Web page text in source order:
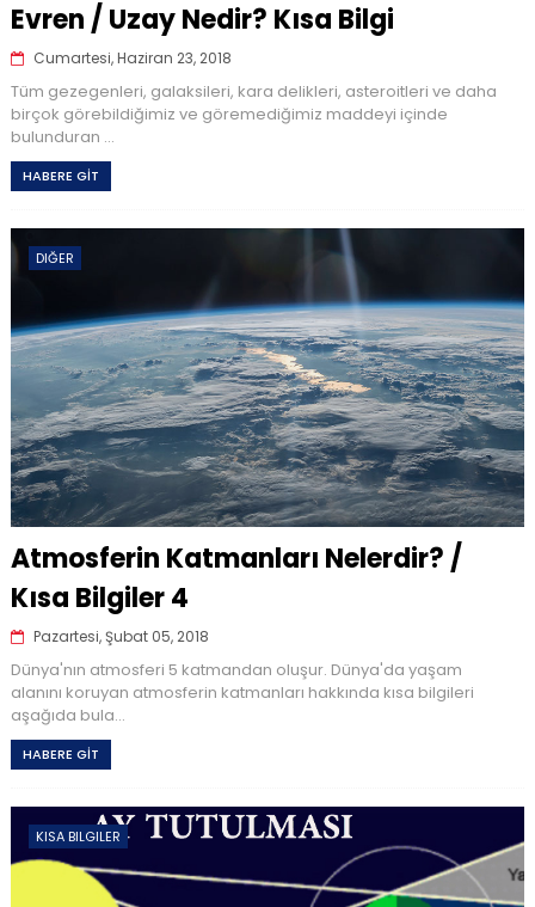
Evren / Uzay Nedir? Kısa Bilgi
Cumartesi, Haziran 23, 2018
Tüm gezegenleri, galaksileri, kara delikleri, asteroitleri ve daha
birçok görebildiğimiz ve göremediğimiz maddeyi içinde
bulunduran ...
HABERE GİT
DIĞER
Atmosferin Katmanları Nelerdir? /
Kısa Bilgiler 4
Pazartesi, Şubat 05, 2018
Dünya'nın atmosferi 5 katmandan oluşur. Dünya'da yaşam
alanını koruyan atmosferin katmanları hakkında kısa bilgileri
aşağıda bula...
HABERE GİT
KISA BILGILER